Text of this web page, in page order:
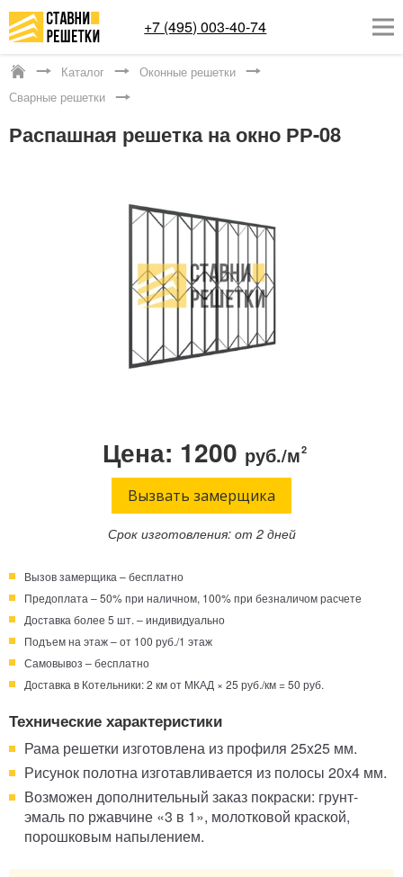
+7 (495) 003-40-74
+7 (495) 003-40-74 Круглосуточно!
Каталог
Оконные решетки
Сварные решетки
Распашная решетка на окно РР-08
Цена: 1200 руб./м2
Вызвать замерщика
Срок изготовления: от 2 дней
Вызов замерщика – бесплатно
Предоплата – 50% при наличном, 100% при безналичом расчете
Доставка более 5 шт. – индивидуально
Подъем на этаж – от 100 руб./1 этаж
Самовывоз – бесплатно
Доставка в Котельники: 2 км от МКАД × 25 руб./км = 50 руб.
Технические характеристики
Рама решетки изготовлена из профиля 25x25 мм.
Рисунок полотна изготавливается из полосы 20х4 мм.
Возможен дополнительный заказ покраски: грунт-
эмаль по ржавчине «3 в 1», молотковой краской,
порошковым напылением.